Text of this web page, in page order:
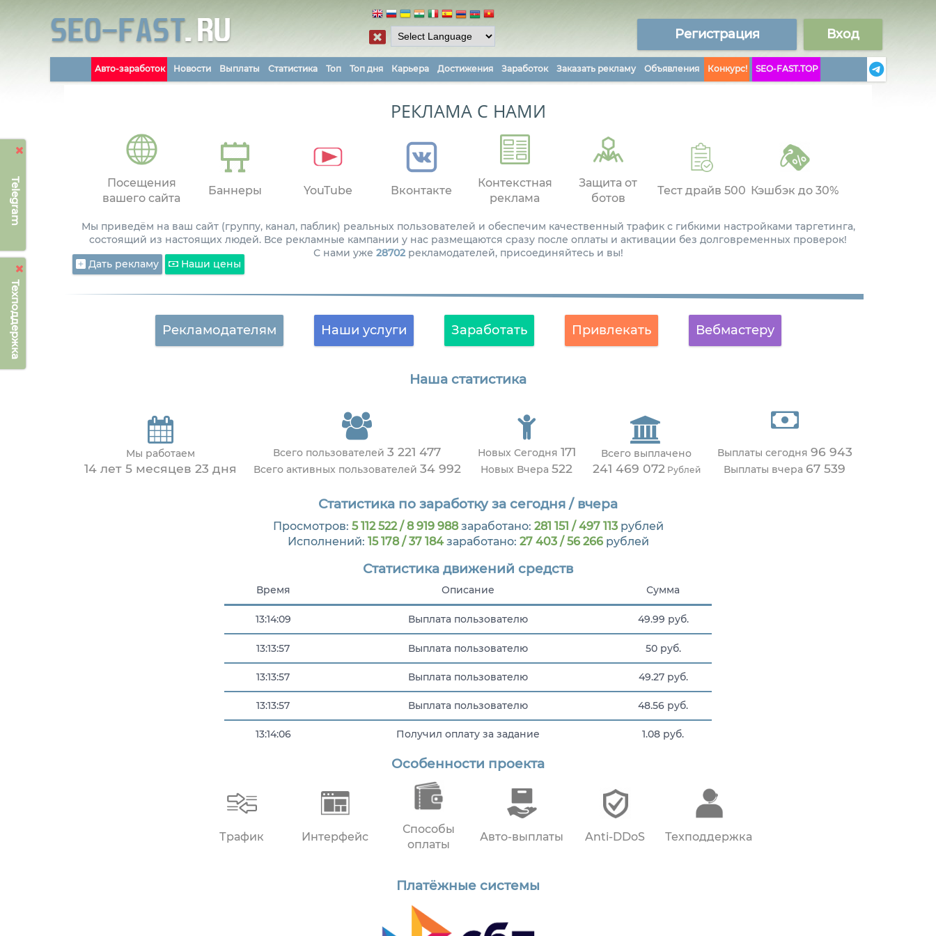
Telegram
Техподдержка
Регистрация Вход
Авто-заработок Новости Выплаты Статистика Топ Топ дня Карьера Достижения Заработок Заказать рекламу Объявления Конкурс! SEO-FAST.TOP
РЕКЛАМА С НАМИ
Посещения
вашего сайта
Баннеры YouTube Вконтакте
Контекстная
реклама
Защита от
ботов
Тест драйв 500 Кэшбэк до 30%
Мы приведём на ваш сайт (группу, канал, паблик) реальных пользователей и обеспечим качественный трафик с гибкими настройками таргетинга,
состоящий из настоящих людей. Все рекламные кампании у нас размещаются сразу после оплаты и активации без долговременных проверок!
С нами уже 28702рекламодателей, присоединяйтесь и вы!
Дать рекламу
Наши цены
Рекламодателям Наши услуги Заработать Привлекать Вебмастеру
Наша статистика
Мы работаем
14 лет 5 месяцев 23 дня
Всего пользователей 3 221 477
Всего активных пользователей 34 992
Новых Сегодня 171
Новых Вчера 522
Всего выплачено
241 469 072Рублей
Выплаты сегодня 96 943
Выплаты вчера 67 539
Статистика по заработку за сегодня / вчера
Просмотров: 5 112 522 / 8 919 988заработано: 281 151 / 497 113рублей
Исполнений: 15 178 / 37 184заработано: 27 403 / 56 266рублей
Статистика движений средств
Время Описание Сумма
13:14:09 Выплата пользователю 49.99 руб.
13:13:57 Выплата пользователю 50 руб.
13:13:57 Выплата пользователю 49.27 руб.
13:13:57 Выплата пользователю 48.56 руб.
13:14:06 Получил оплату за задание 1.08 руб.
Выплата пользователю
Особенности проекта
Трафик Интерфейс
Способы
оплаты
Авто-выплаты Anti-DDoS Техподдержка
Платёжные системы